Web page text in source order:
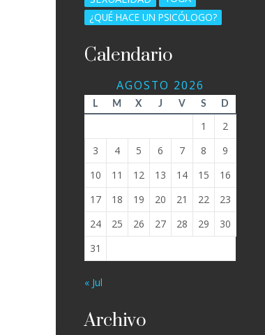
¿QUÉ HACE UN PSICÓLOGO?
Calendario
AGOSTO 2026
L M X J V S D
1
2
3
4 5 6 7 8
9
10
11 12 13 14 15
16
17
18 19 20 21 22
23
24
25 26 27 28 29
30
31
« Jul
Archivo